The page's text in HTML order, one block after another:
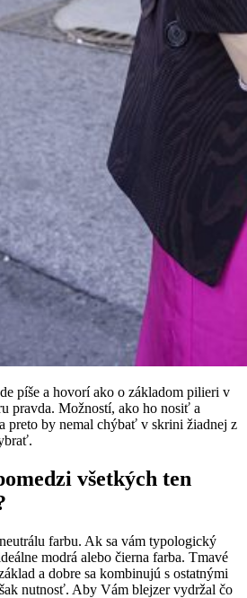
píše a hovorí ako o základom pilieri v
pravda. Možností, ako ho nosiť a
preto by nemal chýbať v skrini žiadnej z
všetkých ten
farbu. Ak sa vám typologický
modrá alebo čierna farba. Tmavé
a dobre sa kombinujú s ostatnými
nutnosť. Aby Vám blejzer vydržal čo